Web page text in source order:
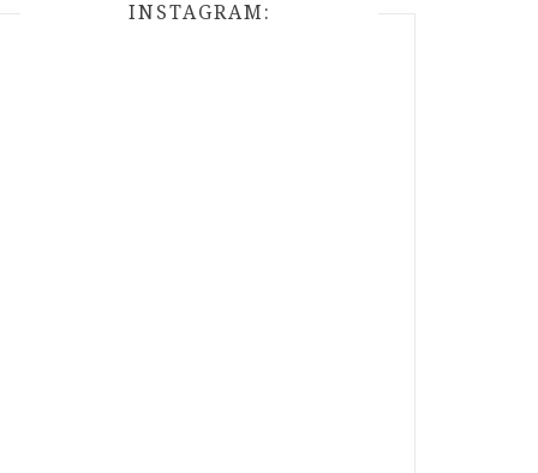
INSTAGRAM: